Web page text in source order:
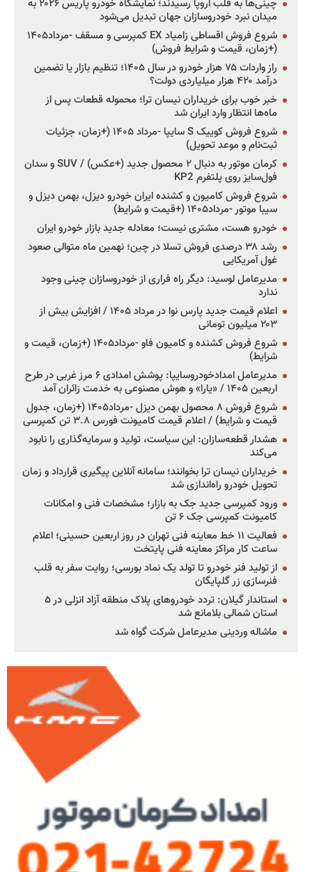
چینی‌ها به قلب اروپا رسیدند؛ نمایشگاه خودرو پاریس ۲۰۲۶ به
میدان نبرد خودروسازان جهان تبدیل می‌شود
شروع فروش اقساطی زامیاد EX کمپرسی و مسقف -مرداد۱۴۰۵
(+زمان، قیمت و شرایط فروش)
راز واردات ۷۵ هزار خودرو در سال ۱۴۰۵؛ تنظیم بازار یا تضمین
درآمد ۴۲۰ هزار میلیاردی دولت؟
خبر خوب برای خریداران نیسان ترا؛ محموله قطعات پس از
ماه‌ها انتظار وارد ایران شد
شروع فروش کوییک S سایپا -مرداد ۱۴۰۵ (+زمان، جزئیات
ثبت‌نام و موعد تحویل)
کرمان موتور به دنبال ۲ محصول جدید (+عکس) / SUV و سدان
فول‌سایز روی پلتفرم KP2
شروع فروش کامیون و کشنده ایران خودرو دیزل، بهمن دیزل و
سیبا موتور -مرداد۱۴۰۵ (+قیمت و شرایط)
خودرو هست، مشتری نیست؛ معادله جدید بازار خودرو ایران
رشد ۳۸ درصدی فروش تسلا در چین؛ نهمین ماه متوالی صعود
غول آمریکایی
مدیرعامل لوسید: دیگر راه فراری از خودروسازان چینی وجود
ندارد
اعلام قیمت جدید پارس نوا در مرداد ۱۴۰۵ / افزایش بیش از
۲۰۳ میلیون تومانی
شروع فروش کشنده و کامیون فاو -مرداد۱۴۰۵ (+زمان، قیمت و
شرایط)
مدیرعامل امدادخودروسایپا: پوشش امدادی ۶ مرز غربی در طرح
اربعین ۱۴۰۵ / «یارا» و هوش مصنوعی به خدمت زائران آمد
شروع فروش ۸ محصول بهمن دیزل -مرداد۱۴۰۵ (+زمان، جدول
قیمت و شرایط) / اعلام قیمت کامیونت فورس ۳.۸ تن کمپرسی
هشدار قطعه‌سازان: این سیاست، تولید و سرمایه‌گذاری را نابود
می‌کند
خریداران نیسان ترا بخوانند؛ سامانه آنلاین پیگیری قرارداد و زمان
تحویل خودرو راه‌اندازی شد
ورود کمپرسی جدید جک به بازار؛ مشخصات فنی و امکانات
کامیونت کمپرسی جک ۶ تن
فعالیت ۱۱ خط معاینه فنی تهران در روز اربعین حسینی؛ اعلام
ساعت کار مراکز معاینه فنی پایتخت
از تولید فنر خودرو تا تولد یک نماد بورسی؛ روایت سفر به قلب
فنرسازی زر گلپایگان
استاندار گیلان: تردد خودروهای پلاک منطقه آزاد انزلی در ۵
استان شمالی بلامانع شد
ماشاله وردینی مدیرعامل شرکت گواه شد